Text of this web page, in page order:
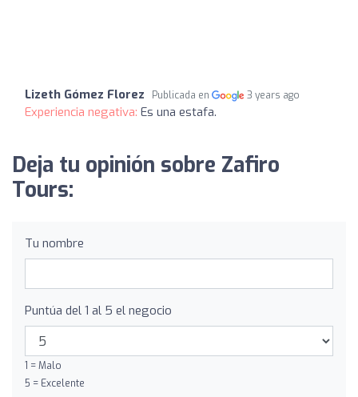
Lizeth Gómez Florez Publicada en 3 years ago
Experiencia negativa: Es una estafa.
Deja tu opinión sobre Zafiro
Tours:
Tu nombre
Puntúa del 1 al 5 el negocio
1 = Malo
5 = Excelente